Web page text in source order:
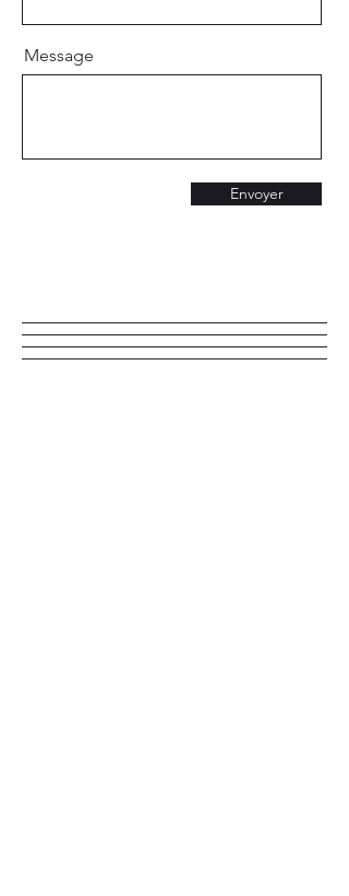
Message
Envoyer